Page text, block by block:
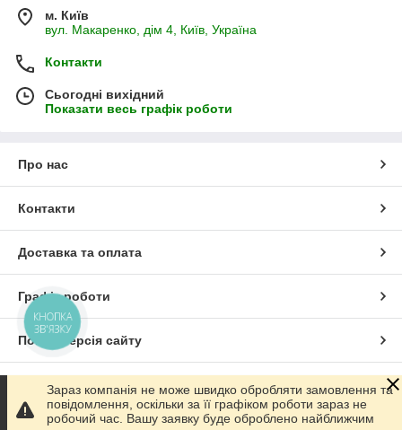
м. Київ
вул. Макаренко, дім 4, Київ, Україна
Контакти
Сьогодні вихідний
Показати весь графік роботи
Про нас
Контакти
Доставка та оплата
Графік роботи
Повна версія сайту
Сайт створено на маркетплейсіProm.ua
Зараз компанія не може швидко обробляти замовлення та
повідомлення, оскільки за її графіком роботи зараз не
робочий час. Вашу заявку буде оброблено найближчим
КНОПКА
ЗВ'ЯЗКУ